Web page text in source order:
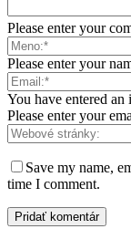
Please enter your
Please enter your
You have entered an
Please enter your
Save my name,
time I comment.